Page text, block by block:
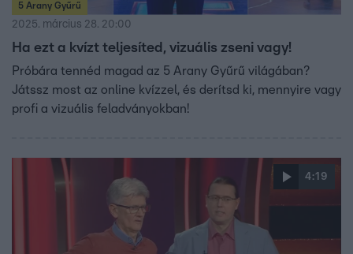
5 Arany Gyűrű
2025. március 28. 20:00
Ha ezt a kvízt teljesíted, vizuális zseni vagy!
Próbára tennéd magad az 5 Arany Gyűrű világában?
Játssz most az online kvízzel, és derítsd ki, mennyire vagy
profi a vizuális feladványokban!
4:19